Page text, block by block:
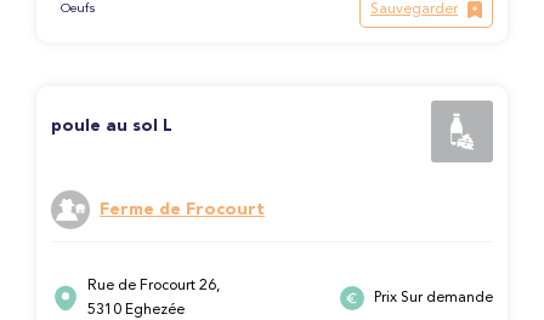
Oeufs Sauvegarder
poule au sol L
Ferme de Frocourt
Rue de Frocourt 26,
5310 Eghezée
Prix Sur demande